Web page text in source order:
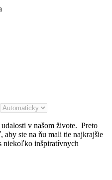
v našom živote. Preto
aby ste na ňu mali tie najkrajšie
niekoľko inšpiratívnych